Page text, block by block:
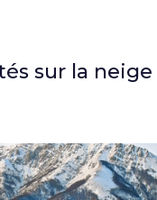
sur la neige